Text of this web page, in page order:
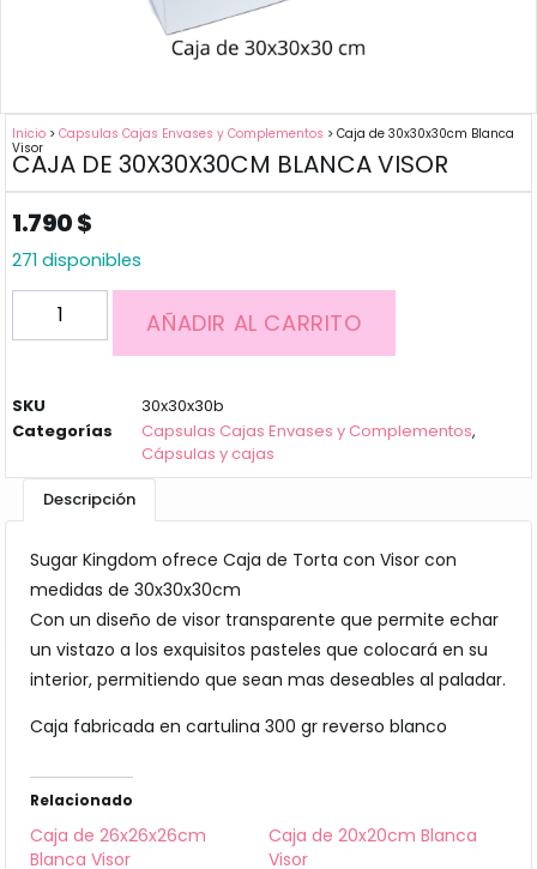
Inicio >Capsulas Cajas Envases y Complementos > Caja de 30x30x30cm Blanca
Visor
CAJA DE 30X30X30CM BLANCA VISOR
1.790$
271 disponibles
AÑADIR AL CARRITO
SKU
30x30x30b
Categorías
Capsulas Cajas Envases y Complementos,
Cápsulas y cajas
Descripción
Sugar Kingdom ofrece Caja de Torta con Visor con
medidas de 30x30x30cm
Con un diseño de visor transparente que permite echar
un vistazo a los exquisitos pasteles que colocará en su
interior, permitiendo que sean mas deseables al paladar.
Caja fabricada en cartulina 300 gr reverso blanco
Relacionado
Caja de 26x26x26cm
Blanca Visor
Caja de 20x20cm Blanca
Visor